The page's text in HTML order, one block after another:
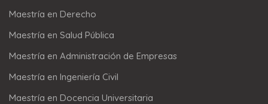
Maestría en Derecho
Maestría en Salud Pública
Maestría en Administración de Empresas
Maestría en Ingeniería Civil
Maestría en Docencia Universitaria